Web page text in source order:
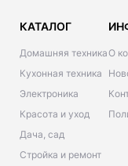
КАТАЛОГ
Домашняя техника
Кухонная техника
Электроника
Красота и уход
Дача, сад
Стройка и ремонт
О